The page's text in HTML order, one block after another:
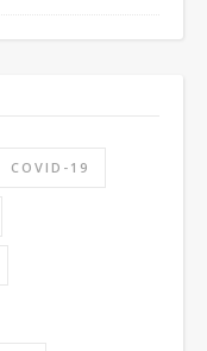
COVID-19